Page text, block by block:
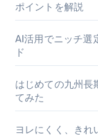
ポイントを解説
AI活用でニッチ選
ド
はじめての九州長
てみた
ヨレにくく、きれ